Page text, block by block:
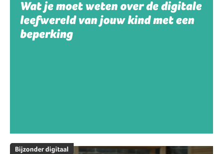
Wat je moet weten over de digitale
leefwereld van jouw kind met een
beperking
Bijzonder digitaal